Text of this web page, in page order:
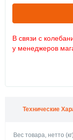
В связи с
у менеджеров
Технические
Вес товара, нетто